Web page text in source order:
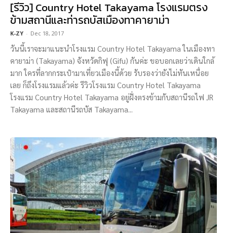
[รีวิว] Country Hotel Takayama โรงแรมตรง
ข้ามสถานีและท่ารถบัสเมืองทาคายาม่า
K-ZY - Dec 18, 2017
วันนี้เราจะมาแนะนำโรงแรม Country Hotel Takayama ในเมืองทา
คายาม่า (Takayama) จังหวัดกิฟุ (Gifu) กันค่ะ ขอบอกเลยว่าเดินใกล้
มาก ใครที่ลากกระเป๋ามาเที่ยวเมืองนี้ด้วย รับรองว่ายังไม่ทันเหนื่อย
เลย ก็ถึงโรงแรมแล้วค่ะ รีวิวโรงแรม Country Hotel Takayama
โรงแรม Country Hotel Takayama อยู่ฝั่งตรงข้ามกับสถานีรถไฟ JR
Takayama และสถานีรถบัส Takayama...